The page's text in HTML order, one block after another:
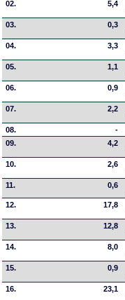
02.
5,4
03. 0,3
04. 3,3
05. 1,1
06. 0,9
07. 2,2
08. -
09.
4,2
10. 2,6
11. 0,6
12. 17,8
13. 12,8
14. 8,0
15. 0,9
16. 23,1